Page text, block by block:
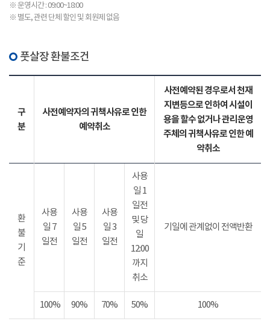
※ 운영시간 : 09:00~18:00
※ 별도, 관련 단체 할인 및 회원제 없음
풋살장 환불조건
구
분
사전예약자의 귀책사유로 인한
예약취소
사전예약된 경우로서 천재
지변등으로 인하여 시설이
용을 할수 없거나 관리운영
주체의 귀책사유로 인한 예
약취소
환
불
기
준
사용
일 7
일전
사용
일 5
일전
사용
일 3
일전
사용
일 1
일전
및 당
일
12:00
까지
취소
기일에 관계없이 전액반환
100% 90% 70% 50% 100%